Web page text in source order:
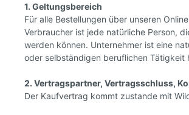
1. Geltungsbereich
Für alle Bestellungen über unseren
Verbraucher ist jede natürliche Person,
werden können. Unternehmer ist eine
oder selbständigen beruflichen Tätigkeit
2. Vertragspartner, Vertragsschluss,
Der Kaufvertrag kommt zustande mit